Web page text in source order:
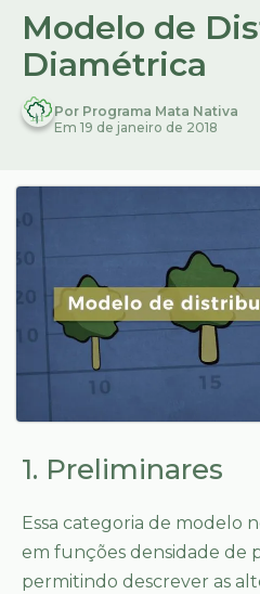
Modelo de
Diamétrica
Por Programa Mata Nativa
Em 19 de janeiro de 2018
1. Preliminares
Essa categoria de modelo
em funções densidade de
permitindo descrever as